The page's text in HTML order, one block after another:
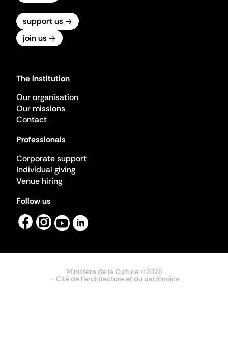
support us
join us
The institution
Our organisation
Our missions
Contact
Professionals
Corporate support
Individual giving
Venue hiring
Follow us
Ministère de la Culture ©2026
- Cité de l'architecture et du patrimoine